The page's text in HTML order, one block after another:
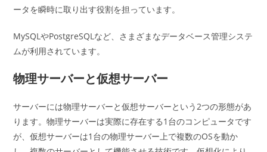
ータを瞬時に取り出す役割を担っています。
MySQLやPostgreSQLなど、さまざまなデータベース管理システ
ムが利用されています。
物理サーバーと仮想サーバー
サーバーには物理サーバーと仮想サーバーという2つの形態があ
ります。物理サーバーは実際に存在する1台のコンピュータです
が、仮想サーバーは1台の物理サーバー上で複数のOSを動か